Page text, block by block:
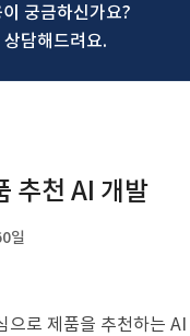
궁금하신가요?
담해드려요.
추천 AI 개발
일
으로 제품을 추천하는